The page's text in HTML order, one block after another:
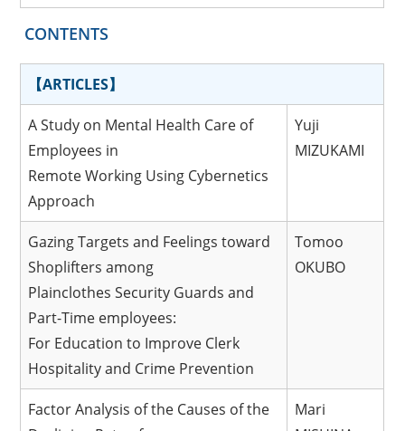
CONTENTS
【ARTICLES】
A Study on Mental Health Care of
Employees in
Remote Working Using Cybernetics
Approach
Yuji
MIZUKAMI
Gazing Targets and Feelings toward
Shoplifters among
Plainclothes Security Guards and
Part-Time employees:
For Education to Improve Clerk
Hospitality and Crime Prevention
Tomoo
OKUBO
Factor Analysis of the Causes of the
Mari